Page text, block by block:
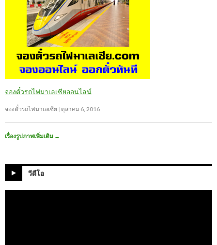
จองตั๋วรถไฟมาเลเซียออนไลน์
จองตั๋วรถไฟมาเลเซีย ตุลาคม 6, 2016
เรื่องรูปภาพเพิ่มเติม →
วีดีโอ